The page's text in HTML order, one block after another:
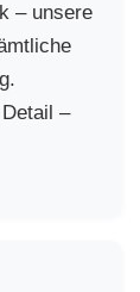
– unsere
–